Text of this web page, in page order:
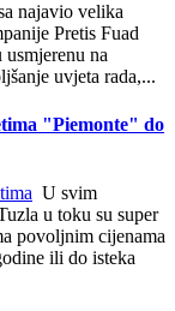
najavio velika
Pretis Fuad
na
uvjeta rada,...
"Piemonte" do
U svim
u toku su super
povoljnim cijenama
ili do isteka